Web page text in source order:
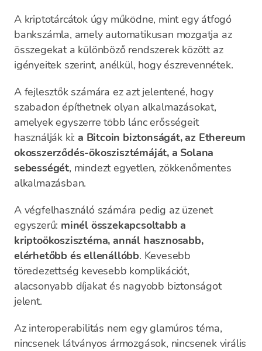
A kriptotárcátok úgy működne, mint egy átfogó
bankszámla, amely automatikusan mozgatja az
összegekat a különböző rendszerek között az
igényeitek szerint, anélkül, hogy észrevennétek.
A fejlesztők számára ez azt jelentené, hogy
szabadon építhetnek olyan alkalmazásokat,
amelyek egyszerre több lánc erősségeit
használják ki:a Bitcoin biztonságát, az Ethereum
okosszerződés-ökoszisztémáját, a Solana
sebességét, mindezt egyetlen, zökkenőmentes
alkalmazásban.
A végfelhasználó számára pedig az üzenet
egyszerű: minél összekapcsoltabb a
kriptoökoszisztéma, annál hasznosabb,
elérhetőbb és ellenállóbb. Kevesebb
töredezettség kevesebb komplikációt,
alacsonyabb díjakat és nagyobb biztonságot
jelent.
Az interoperabilitás nem egy glamúros téma,
nincsenek látványos ármozgások, nincsenek virális